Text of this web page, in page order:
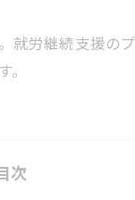
労継続支援の
次